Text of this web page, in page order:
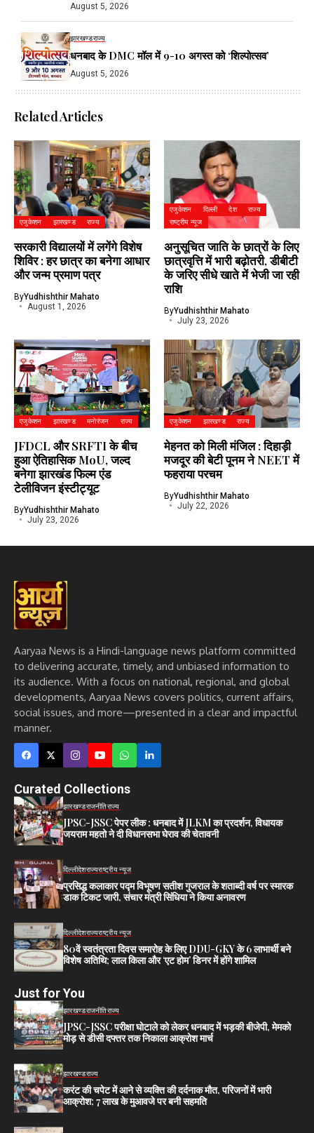
August 5, 2026
झारखण्डराज्य
धनबाद के DMC मॉल में 9-10 अगस्त को ‘शिल्पोत्सव’
August 5, 2026
Related Articles
एजुकेशन झारखण्ड राज्य
सरकारी विद्यालयों में लगेंगे विशेष
शिविर : हर छात्र का बनेगा आधार
और जन्म प्रमाण पत्र
ByYudhishthir Mahato
August 1, 2026
एजुकेशन दिल्ली देश
राज्य
राष्ट्रीय न्यूज
अनुसूचित जाति के छात्रों के लिए
छात्रवृत्ति में भारी बढ़ोतरी, डीबीटी
के जरिए सीधे खाते में भेजी जा रही
राशि
ByYudhishthir Mahato
July 23, 2026
एजुकेशन झारखण्ड मनोरंजन राज्य
JFDCL और SRFTI के बीच
हुआ ऐतिहासिक MoU, जल्द
बनेगा झारखंड फिल्म एंड
टेलीविजन इंस्टीट्यूट
ByYudhishthir Mahato
July 23, 2026
एजुकेशन झारखण्ड राज्य
मेहनत को मिली मंजिल : दिहाड़ी
मजदूर की बेटी पूनम ने NEET में
फहराया परचम
ByYudhishthir Mahato
July 22, 2026
Aaryaa News is a Hindi-language news platform committed
to delivering accurate, timely, and unbiased information to
its audience. With a focus on national, regional, and global
developments, Aaryaa News covers politics, current affairs,
social issues, and more—presented in a clear and impactful
manner.
Curated Collections
झारखण्डराजनीतिराज्य
JPSC-JSSC पेपर लीक : धनबाद में JLKM का प्रदर्शन, विधायक
जयराम महतो ने दी विधानसभा घेराव की चेतावनी
दिल्लीदेशराज्यराष्ट्रीय न्यूज
प्रसिद्ध कलाकार पद्म विभूषण सतीश गुजराल के शताब्दी वर्ष पर स्मारक
डाक टिकट जारी, संचार मंत्री सिंधिया ने किया अनावरण
दिल्लीदेशराज्यराष्ट्रीय न्यूज
80वें स्वतंत्रता दिवस समारोह के लिए DDU-GKY के 6 लाभार्थी बने
विशेष अतिथि; लाल किला और ‘एट होम’ डिनर में होंगे शामिल
Just for You
झारखण्डराजनीतिराज्य
JPSC-JSSC परीक्षा घोटाले को लेकर धनबाद में भड़की बीजेपी, मेमको
मोड़ से डीसी दफ्तर तक निकाला आक्रोश मार्च
झारखण्डराज्य
करंट की चपेट में आने से व्यक्ति की दर्दनाक मौत, परिजनों में भारी
आक्रोश; 7 लाख के मुआवजे पर बनी सहमति